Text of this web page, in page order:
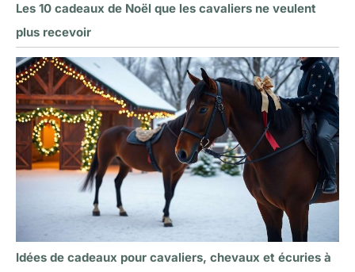
Les 10 cadeaux de Noël que les cavaliers ne veulent
plus recevoir
Idées de cadeaux pour cavaliers, chevaux et écuries à